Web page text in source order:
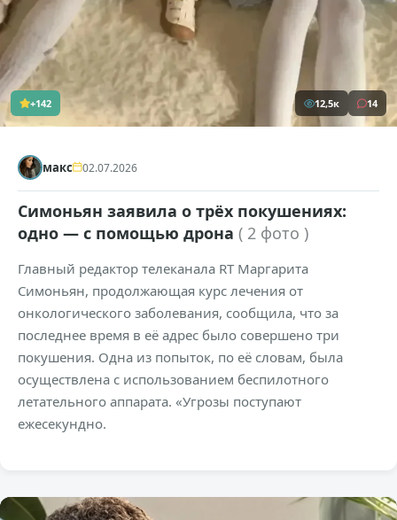
+142 12,5к 14
макс 02.07.2026
Симоньян заявила о трёх покушениях:
одно — с помощью дрона ( 2 фото )
Главный редактор телеканала RT Маргарита
Симоньян, продолжающая курс лечения от
онкологического заболевания, сообщила, что за
последнее время в её адрес было совершено три
покушения. Одна из попыток, по её словам, была
осуществлена с использованием беспилотного
летательного аппарата. «Угрозы поступают
ежесекундно.